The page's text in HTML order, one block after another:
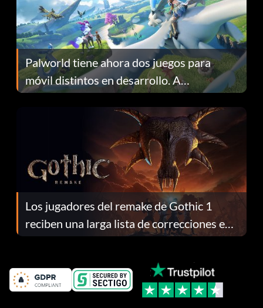
Palworld tiene ahora dos juegos para
móvil distintos en desarrollo. A
continuación te explicamos por qué.
Los jugadores del remake de Gothic 1
reciben una larga lista de correcciones en
el parche 1.0.4